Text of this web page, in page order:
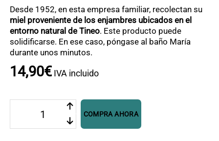
Desde 1952, en esta empresa familiar, recolectan su
miel proveniente de los enjambres ubicados en el
entorno natural de Tineo. Este producto puede
solidificarse. En ese caso, póngase al baño María
durante unos minutos.
14,90€ IVA incluido
Pertierra
COMPRA AHORA